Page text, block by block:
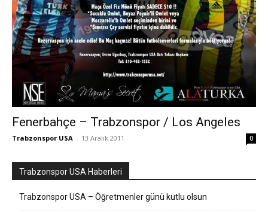
Fenerbahçe – Trabzonspor / Los Angeles
Trabzonspor USA - 13 Aralık 2011 0
Trabzonspor USA Haberleri
Trabzonspor USA – Öğretmenler günü kutlu olsun